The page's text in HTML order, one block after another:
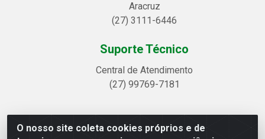
O nosso site coleta cookies próprios e de
Aracruz
(27) 3111-6446
Suporte Técnico
Central de Atendimento
(27) 99769-7181
Linhavix Distribuidora LTDA - Avenida Alegre, 2521 -